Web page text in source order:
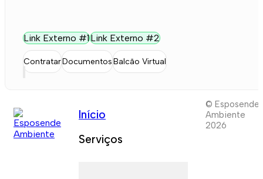
Link Externo #1Link Externo #2
ContratarDocumentosBalcão Virtual
Início
Serviços
© Esposende
Ambiente
2026